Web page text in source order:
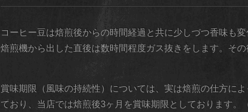
コーヒー豆は焙煎後からの時間経過と共に少しづつ香味も
焙煎機から出した直後は数時間程度ガス抜きをします。そ
賞味期限（風味の持続性）については、実は焙煎の仕方に
ており、当店では焙煎後3ヶ月を賞味期限としております。